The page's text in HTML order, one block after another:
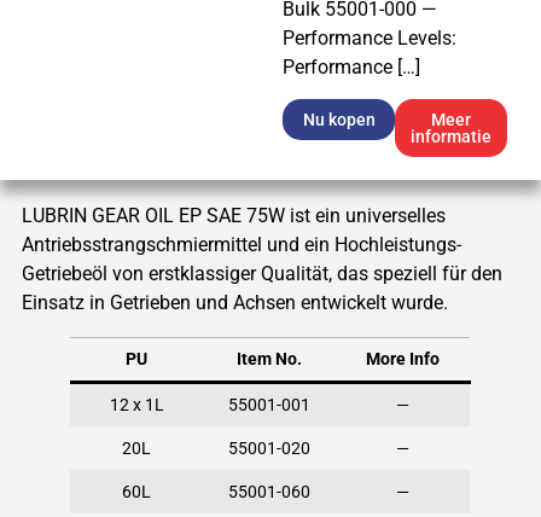
Bulk 55001-000 —
Performance Levels:
Performance […]
Nu kopen
Meer
informatie
LUBRIN GEAR OIL EP SAE 75W ist ein universelles
Antriebsstrangschmiermittel und ein Hochleistungs-
Getriebeöl von erstklassiger Qualität, das speziell für den
Einsatz in Getrieben und Achsen entwickelt wurde.
PU Item No. More Info
12 x 1L 55001-001 —
20L 55001-020 —
60L 55001-060 —